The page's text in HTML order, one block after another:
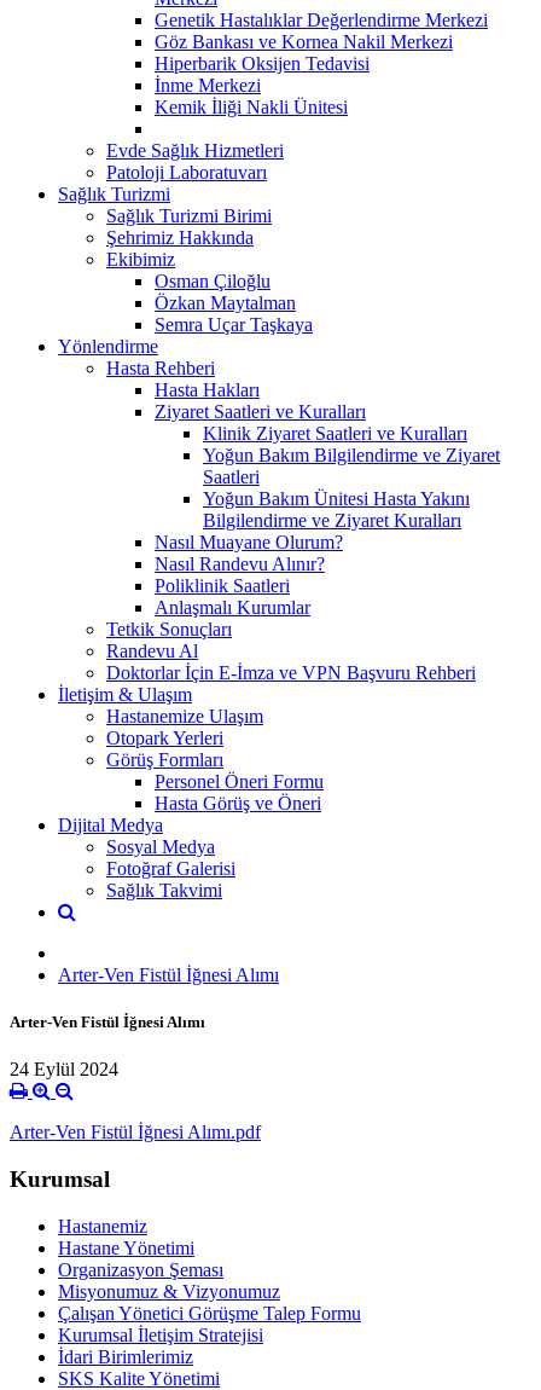
Genetik Hastalıklar Değerlendirme Merkezi
Göz Bankası ve Kornea Nakil Merkezi
Hiperbarik Oksijen Tedavisi
İnme Merkezi
Kemik İliği Nakli Ünitesi
Evde Sağlık Hizmetleri
Patoloji Laboratuvarı
Sağlık Turizmi
Sağlık Turizmi Birimi
Şehrimiz Hakkında
Ekibimiz
Osman Çiloğlu
Özkan Maytalman
Semra Uçar Taşkaya
Yönlendirme
Hasta Rehberi
Hasta Hakları
Ziyaret Saatleri ve Kuralları
Klinik Ziyaret Saatleri ve Kuralları
Yoğun Bakım Bilgilendirme ve Ziyaret
Saatleri
Yoğun Bakım Ünitesi Hasta Yakını
Bilgilendirme ve Ziyaret Kuralları
Nasıl Muayane Olurum?
Nasıl Randevu Alınır?
Poliklinik Saatleri
Anlaşmalı Kurumlar
Tetkik Sonuçları
Randevu Al
Doktorlar İçin E-İmza ve VPN Başvuru Rehberi
İletişim & Ulaşım
Hastanemize Ulaşım
Otopark Yerleri
Görüş Formları
Personel Öneri Formu
Hasta Görüş ve Öneri
Dijital Medya
Sosyal Medya
Fotoğraf Galerisi
Sağlık Takvimi
Arter-Ven Fistül İğnesi Alımı
Arter-Ven Fistül İğnesi Alımı
24 Eylül 2024
Arter-Ven Fistül İğnesi Alımı.pdf
Kurumsal
Hastanemiz
Hastane Yönetimi
Organizasyon Şeması
Misyonumuz & Vizyonumuz
Çalışan Yönetici Görüşme Talep Formu
Kurumsal İletişim Stratejisi
İdari Birimlerimiz
SKS Kalite Yönetimi